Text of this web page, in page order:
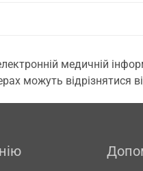
медичній
можуть відрізнятися